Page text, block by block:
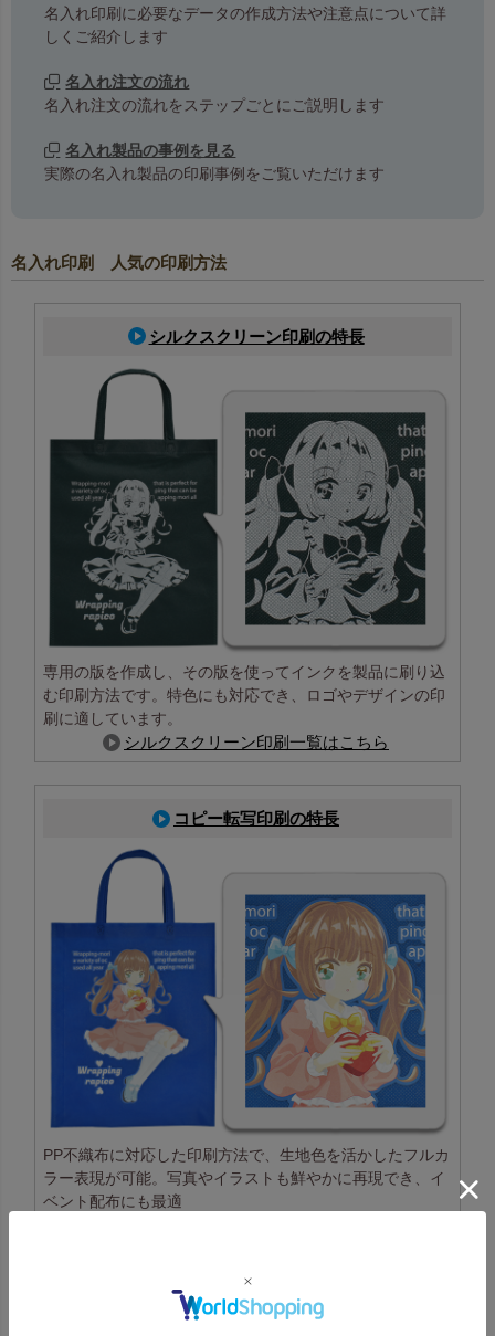
名入れ印刷に必要なデータの作成方法や注意点について詳
しくご紹介します
名入れ注文の流れ
名入れ注文の流れをステップごとにご説明します
名入れ製品の事例を見る
実際の名入れ製品の印刷事例をご覧いただけます
名入れ印刷 人気の印刷方法
シルクスクリーン印刷の特長
専用の版を作成し、その版を使ってインクを製品に刷り込
む印刷方法です。特色にも対応でき、ロゴやデザインの印
刷に適しています。
シルクスクリーン印刷一覧はこちら
コピー転写印刷の特長
PP不織布に対応した印刷方法で、生地色を活かしたフルカ
ラー表現が可能。写真やイラストも鮮やかに再現でき、イ
ベント配布にも最適
高温転写印刷の特長